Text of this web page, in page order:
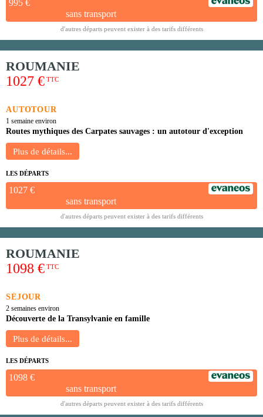
995 €
sans transport
d'autres départs peuvent exister à des tarifs différents
ROUMANIE
1027 € TTC
AUTOTOUR
1 semaine environ
Routes mythiques des Carpates sauvages : un autotour d'exception
LES DÉPARTS
1027 €
sans transport
d'autres départs peuvent exister à des tarifs différents
ROUMANIE
1098 € TTC
SÉJOUR
2 semaines environ
Découverte de la Transylvanie en famille
LES DÉPARTS
1098 €
sans transport
d'autres départs peuvent exister à des tarifs différents